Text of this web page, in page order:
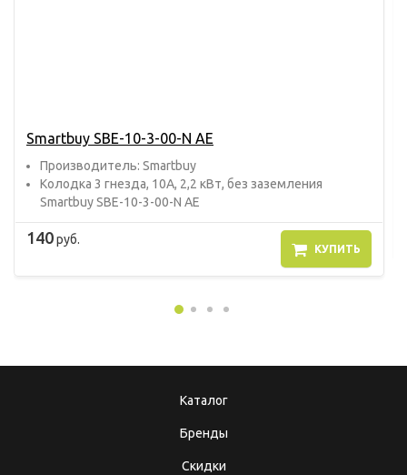
Smartbuy SBE-10-3-00-N AE
Прoизвoдитель: Smartbuy
Колодка 3 гнезда, 10А, 2,2 кВт, без заземления
Smartbuy SBE-10-3-00-N AE
140руб.
КУПИТЬ
Каталог
Бренды
Скидки